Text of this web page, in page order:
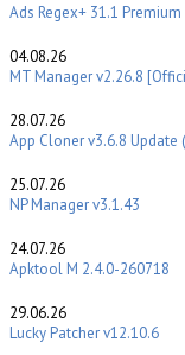
Ads Regex+ 31.1 Premium
04.08.26
MT Manager v2.26.8
28.07.26
App Cloner v3.6.8 Update
25.07.26
NP Manager v3.1.43
24.07.26
Apktool M 2.4.0-260718
29.06.26
Lucky Patcher v12.10.6